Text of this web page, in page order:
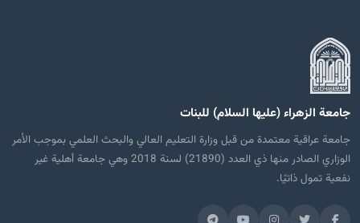
جامعة الزهراء (عليها السلام) للبنات
جامعة عراقية معتمدة من قبل وزارة التعليم العالي والبحث العلمي بموجب الأمر
الوزاري الصادر منها ذي العدد (21890) لسنة 2018 وهي جامعة أهلية غير
نفعية تمول ذاتيًا.